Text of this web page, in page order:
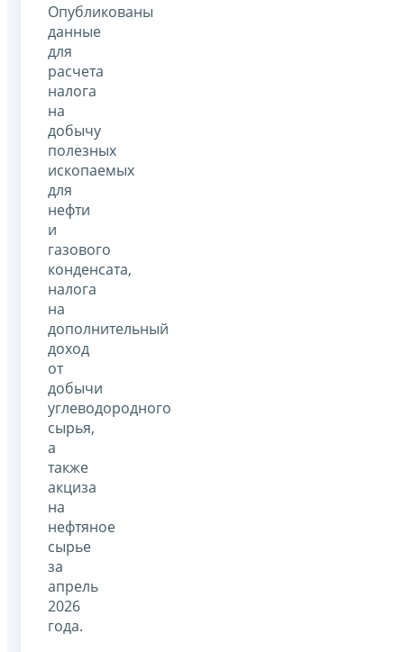
Опубликованы
данные
для
расчета
налога
на
добычу
полезных
ископаемых
для
нефти
и
газового
конденсата,
налога
на
дополнительный
доход
от
добычи
углеводородного
сырья,
а
также
акциза
на
нефтяное
сырье
за
апрель
2026
года.